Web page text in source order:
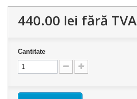
440.00 lei fără TVA
Cantitate